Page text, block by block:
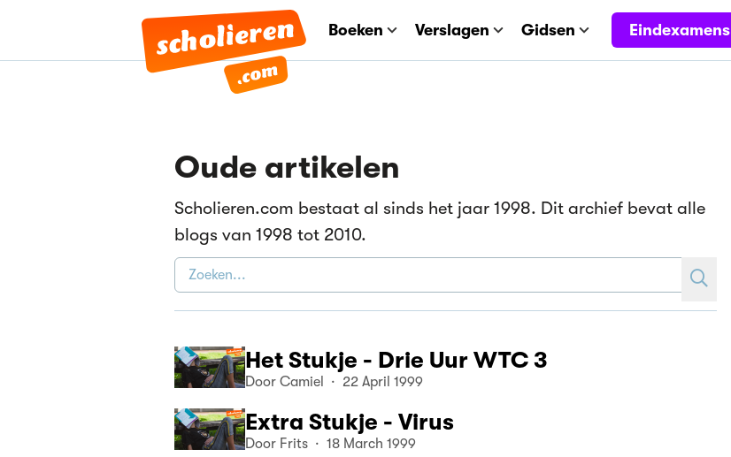
Boeken Verslagen Gidsen Eindexamens
Oude artikelen
Scholieren.com bestaat al sinds het jaar 1998. Dit archief bevat alle
blogs van 1998 tot 2010.
Het Stukje - Drie Uur WTC 3
Door Camiel · 22 April 1999
Extra Stukje - Virus
Door Frits · 18 March 1999